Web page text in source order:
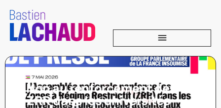
Non au renforcement des
ZRR dans les universités